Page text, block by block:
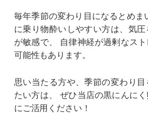
毎年季節の変わり目になるとめま
に乗り物酔いしやすい方は、気
が敏感で、
自律神経が過剰なス
可能性もあります。
思い当たる方や、季節の変わり
たい方は、
ぜひ当店の黒にんに
にご活用ください！